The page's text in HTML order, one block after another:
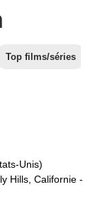
Top films/séries
Unis)
Hills, Californie -